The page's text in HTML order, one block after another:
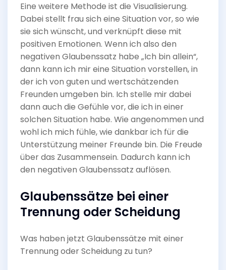
Eine weitere Methode ist die Visualisierung.
Dabei stellt frau sich eine Situation vor, so wie
sie sich wünscht, und verknüpft diese mit
positiven Emotionen. Wenn ich also den
negativen Glaubenssatz habe „Ich bin allein“,
dann kann ich mir eine Situation vorstellen, in
der ich von guten und wertschätzenden
Freunden umgeben bin. Ich stelle mir dabei
dann auch die Gefühle vor, die ich in einer
solchen Situation habe. Wie angenommen und
wohl ich mich fühle, wie dankbar ich für die
Unterstützung meiner Freunde bin. Die Freude
über das Zusammensein. Dadurch kann ich
den negativen Glaubenssatz auflösen.
Glaubenssätze bei einer
Trennung oder Scheidung
Was haben jetzt Glaubenssätze mit einer
Trennung oder Scheidung zu tun?